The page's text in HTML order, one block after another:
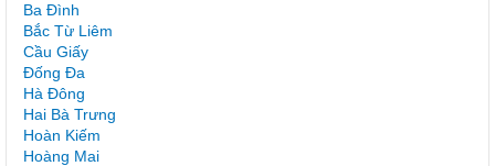
Ba Đình
Bắc Từ Liêm
Cầu Giấy
Đống Đa
Hà Đông
Hai Bà Trưng
Hoàn Kiếm
Hoàng Mai